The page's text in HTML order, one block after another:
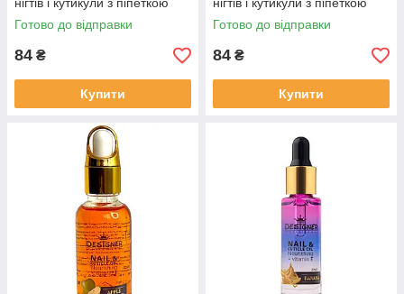
№11
Готово до відправки
84 ₴
Купити
№1
Готово до відправки
84 ₴
Купити